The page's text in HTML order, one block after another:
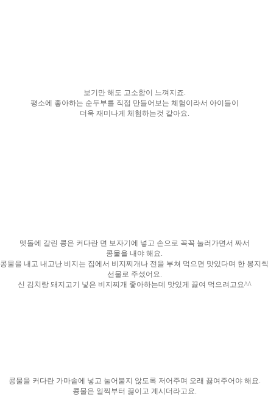
보기만 해도 고소함이 느껴지죠.
평소에 좋아하는 순두부를 직접 만들어보는 체험이라서 아이들이
더욱 재미나게 체험하는것 같아요.
멧돌에 갈린 콩은 커다란 면 보자기에 넣고 손으로 꼭꼭 눌러가면서 짜서
콩물을 내야 해요.
콩물을 내고 내고난 비지는 집에서 비지찌개나 전을 부쳐 먹으면 맛있다며 한 봉지씩
선물로 주셨어요.
신 김치랑 돼지고기 넣은 비지찌개 좋아하는데 맛있게 끓여 먹으려고요^^
콩물을 커다란 가마솥에 넣고 눌어붙지 않도록 저어주며 오래 끓여주어야 해요.
콩물은 일찍부터 끓이고 계시더라고요.